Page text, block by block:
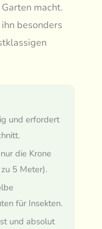
macht.
besonders
und erfordert
die Krone
5 Meter).
für Insekten.
und absolut